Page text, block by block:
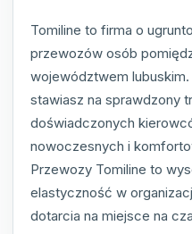
Tomiline to firma o
przewozów osób
województwem lubuskim.
stawiasz na sprawdzony
doświadczonych
nowoczesnych i
Przewozy Tomiline to
elastyczność w
dotarcia na miejsce na